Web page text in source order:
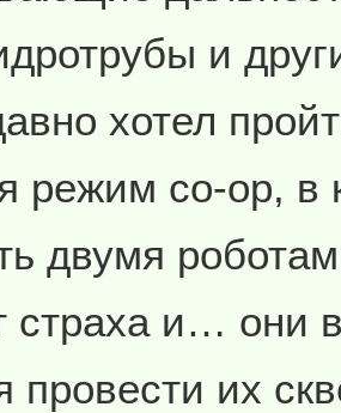
и
хотел
режим co-op, в
двумя
страха и… они
провести их